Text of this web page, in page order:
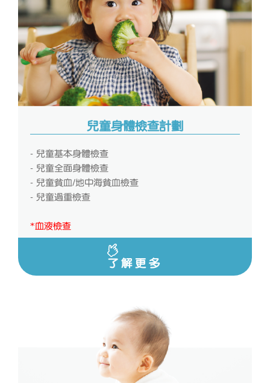
兒童身體檢查計劃
- 兒童基本身體檢查
- 兒童全面身體檢查
- 兒童貧血/地中海貧血檢查
- 兒童過重檢查
*血液檢查
了解更多